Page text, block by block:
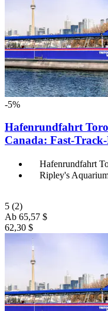
-5%
Hafenrundfahrt
Canada: Fast-
Hafenrundfahrt
Ripley's
5 (2)
Ab 65,57 $
62,30 $